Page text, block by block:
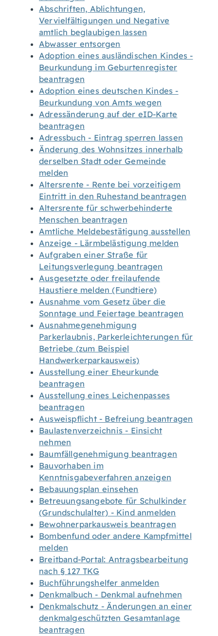
Abschriften, Ablichtungen,
Vervielfältigungen und Negative
amtlich beglaubigen lassen
Abwasser entsorgen
Adoption eines ausländischen Kindes -
Beurkundung im Geburtenregister
beantragen
Adoption eines deutschen Kindes -
Beurkundung von Amts wegen
Adressänderung auf der eID-Karte
beantragen
Adressbuch - Eintrag sperren lassen
Änderung des Wohnsitzes innerhalb
derselben Stadt oder Gemeinde
melden
Altersrente - Rente bei vorzeitigem
Eintritt in den Ruhestand beantragen
Altersrente für schwerbehinderte
Menschen beantragen
Amtliche Meldebestätigung ausstellen
Anzeige - Lärmbelästigung melden
Aufgraben einer Straße für
Leitungsverlegung beantragen
Ausgesetzte oder freilaufende
Haustiere melden (Fundtiere)
Ausnahme vom Gesetz über die
Sonntage und Feiertage beantragen
Ausnahmegenehmigung
Parkerlaubnis, Parkerleichterungen für
Betriebe (zum Beispiel
Handwerkerparkausweis)
Ausstellung einer Eheurkunde
beantragen
Ausstellung eines Leichenpasses
beantragen
Ausweispflicht - Befreiung beantragen
Baulastenverzeichnis - Einsicht
nehmen
Baumfällgenehmigung beantragen
Bauvorhaben im
Kenntnisgabeverfahren anzeigen
Bebauungsplan einsehen
Betreuungsangebote für Schulkinder
(Grundschulalter) - Kind anmelden
Bewohnerparkausweis beantragen
Bombenfund oder andere Kampfmittel
melden
Breitband-Portal: Antragsbearbeitung
nach § 127 TKG
Buchführungshelfer anmelden
Denkmalbuch - Denkmal aufnehmen
Denkmalschutz - Änderungen an einer
denkmalgeschützten Gesamtanlage
beantragen